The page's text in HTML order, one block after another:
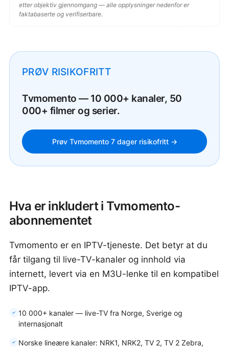
etter objektiv gjennomgang — alle opplysninger nedenfor er
faktabaserte og verifiserbare.
PRØV RISIKOFRITT
Tvmomento — 10 000+ kanaler, 50
000+ filmer og serier.
Prøv Tvmomento 7 dager risikofritt →
Hva er inkludert i Tvmomento-
abonnementet
Tvmomento er en IPTV-tjeneste. Det betyr at du
får tilgang til live-TV-kanaler og innhold via
internett, levert via en M3U-lenke til en kompatibel
IPTV-app.
10 000+ kanaler — live-TV fra Norge, Sverige og
internasjonalt
Norske lineære kanaler: NRK1, NRK2, TV 2, TV 2 Zebra,